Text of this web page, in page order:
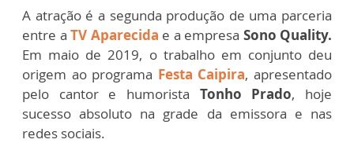
A atração é a segunda produção de uma parceria
entre a TV Aparecida e a empresa Sono Quality.
Em maio de 2019, o trabalho em conjunto deu
origem ao programa Festa Caipira, apresentado
pelo cantor e humorista Tonho Prado, hoje
sucesso absoluto na grade da emissora e nas
redes sociais.